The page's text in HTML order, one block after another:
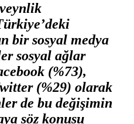
bir sosyal medya
sosyal ağlar
(%73),
(%29) olarak
de bu değişimin
söz konusu